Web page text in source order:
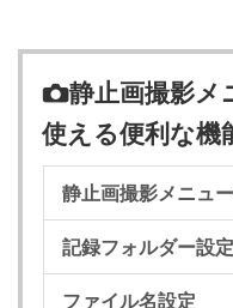
C静止画撮影メ
使える便利な機
静止画撮影メニュ
記録フォルダー設定
ファイル名設定